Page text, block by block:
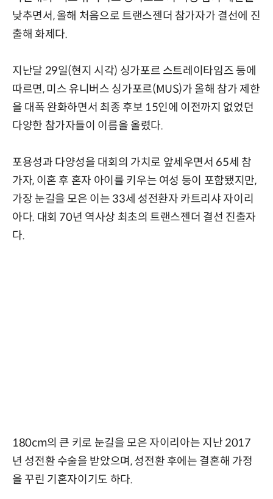
낮추면서, 올해 처음으로 트랜스젠더 참가자가 결선에 진
출해 화제다.
지난달 29일(현지 시각) 싱가포르 스트레이타임즈 등에
따르면, 미스 유니버스 싱가포르(MUS)가 올해 참가 제한
을 대폭 완화하면서 최종 후보 15인에 이전까지 없었던
다양한 참가자들이 이름을 올렸다.
포용성과 다양성을 대회의 가치로 앞세우면서 65세 참
가자, 이혼 후 혼자 아이를 키우는 여성 등이 포함됐지만,
가장 눈길을 모은 이는 33세 성전환자 카트리샤 자이리
아다. 대회 70년 역사상 최초의 트랜스젠더 결선 진출자
다.
180cm의 큰 키로 눈길을 모은 자이리아는 지난 2017
년 성전환 수술을 받았으며, 성전환 후에는 결혼해 가정
을 꾸린 기혼자이기도 하다.